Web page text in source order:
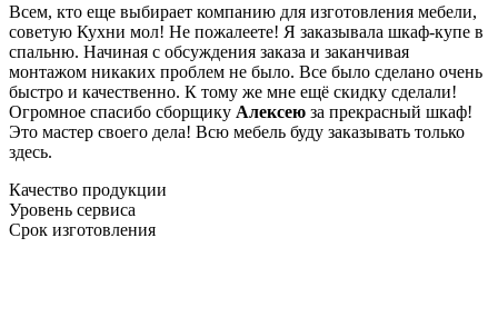
Всем, кто еще выбирает компанию для изготовления мебели,
советую Кухни мол! Не пожалеете! Я заказывала шкаф-купе в
спальню. Начиная с обсуждения заказа и заканчивая
монтажом никаких проблем не было. Все было сделано очень
быстро и качественно. К тому же мне ещё скидку сделали!
Огромное спасибо сборщику Алексею за прекрасный шкаф!
Это мастер своего дела! Всю мебель буду заказывать только
здесь.
Качество продукции
Уровень сервиса
Срок изготовления